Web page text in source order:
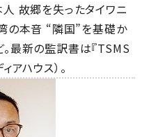
人 故郷を失ったタイワニ
湾の本音 “隣国”を基礎か
。最新の監訳書は『TSMS
アハウス）。